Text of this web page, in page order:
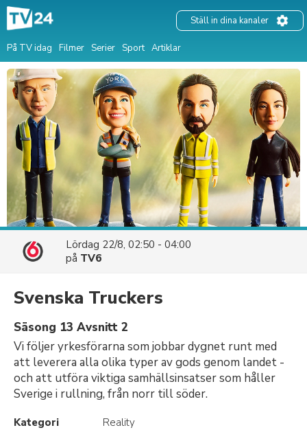
På TV idag Filmer Serier Sport Artiklar
Ställ in dina kanaler
Lördag 22/8, 02:50 - 04:00
på TV6
Svenska Truckers
Säsong 13 Avsnitt 2
Vi följer yrkesförarna som jobbar dygnet runt med
att leverera alla olika typer av gods genom landet -
och att utföra viktiga samhällsinsatser som håller
Sverige i rullning, från norr till söder.
Kategori
Reality